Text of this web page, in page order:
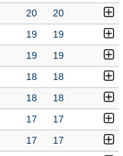
20 20
19 19
19 19
18 18
18 18
17 17
17 17